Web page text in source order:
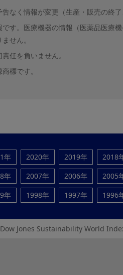
なく情報が変更（生産・販売の終
す。医療機器の情報（医薬品医療
せん。
任を負いません。
標です。
年 2020年 2019年 2018
年 2007年 2006年 2005
年 1998年 1997年 1996
Jones Sustainability World